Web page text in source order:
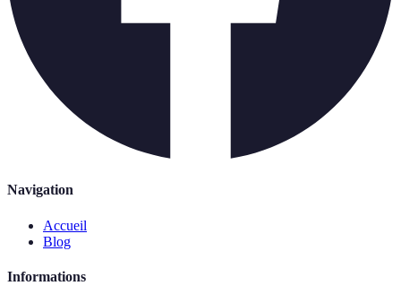
Navigation
Accueil
Blog
Informations